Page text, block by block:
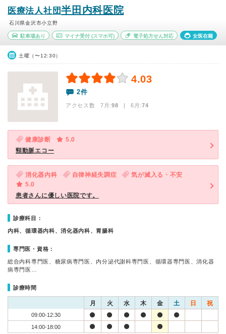
医療法人社団半田内科医院
石川県金沢市小立野
駐車場あり マイナ受付(スマホ可) 電子処方せん対応 女医在籍
土曜（〜12:30）
4.03
2件
アクセス数 7月:98 | 6月:74
健康診断
5.0
頸動脈エコー
消化器内科 自律神経失調症
気が滅入る・不安
5.0
患者さんに優しい医院です。
診療科目：
内科、循環器内科、消化器内科、胃腸科
専門医・資格：
総合内科専門医、糖尿病専門医、内分泌代謝科専門医、循環器専門医、消化器
病専門医…
診療時間
月 火 水 木 金 土 日 祝
09:00-12:30
14:00-18:00